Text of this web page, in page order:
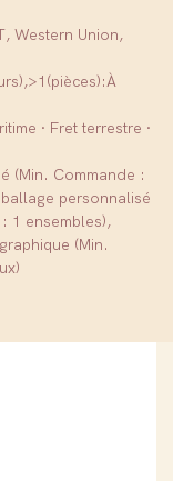
Western Union,
· Fret terrestre ·
(Min. Commande :
personnalisé
1 ensembles),
(Min.